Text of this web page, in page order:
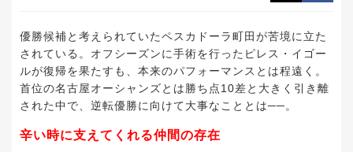
優勝候補と考えられていたペスカドーラ町田が苦境に立た
されている。オフシーズンに手術を行ったピレス・イゴー
ルが復帰を果たすも、本来のパフォーマンスとは程遠く。
首位の名古屋オーシャンズとは勝ち点10差と大きく引き離
された中で、逆転優勝に向けて大事なこととは──。
辛い時に支えてくれる仲間の存在